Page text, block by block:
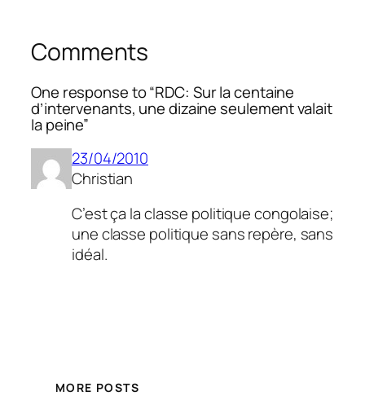
Comments
One response to “RDC: Sur la centaine
d’intervenants, une dizaine seulement valait
la peine”
23/04/2010
Christian
C’est ça la classe politique congolaise;
une classe politique sans repère, sans
idéal.
MORE POSTS